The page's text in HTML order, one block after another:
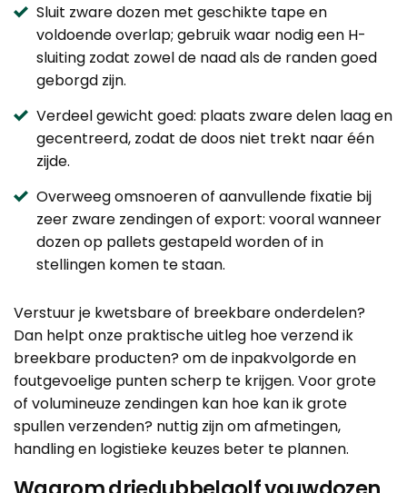
Sluit zware dozen met geschikte tape en
voldoende overlap; gebruik waar nodig een H-
sluiting zodat zowel de naad als de randen goed
geborgd zijn.
Verdeel gewicht goed: plaats zware delen laag en
gecentreerd, zodat de doos niet trekt naar één
zijde.
Overweeg omsnoeren of aanvullende fixatie bij
zeer zware zendingen of export: vooral wanneer
dozen op pallets gestapeld worden of in
stellingen komen te staan.
Verstuur je kwetsbare of breekbare onderdelen?
Dan helpt onze praktische uitleg hoe verzend ik
breekbare producten?om de inpakvolgorde en
foutgevoelige punten scherp te krijgen. Voor grote
of volumineuze zendingen kan hoe kan ik grote
spullen verzenden? nuttig zijn om afmetingen,
handling en logistieke keuzes beter te plannen.